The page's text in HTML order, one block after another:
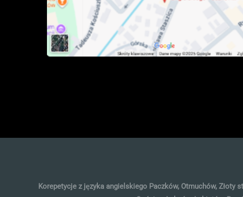
Korepetycje z języka angielskiego Paczków, Otmuchów,